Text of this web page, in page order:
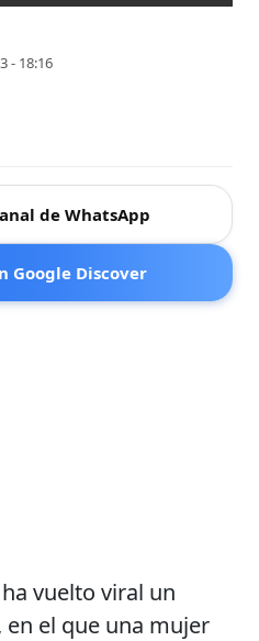
- 18:16
de WhatsApp
Google Discover
vuelto viral un
el que una mujer